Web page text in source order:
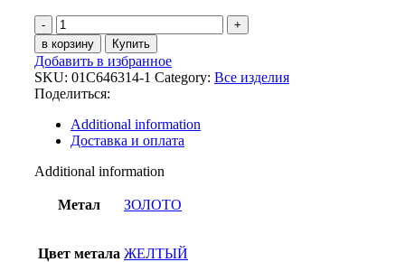
Серьги
из
ЖЕЛТЫЙ
ЗОЛОТО
750
пробы
01С646314-
1
quantity
в корзину Купить
Добавить в избранное
SKU: 01С646314-1 Category: Все изделия
Поделиться:
Additional information
Доставка и оплата
Additional information
Метал ЗОЛОТО
Цвет метала ЖЕЛТЫЙ